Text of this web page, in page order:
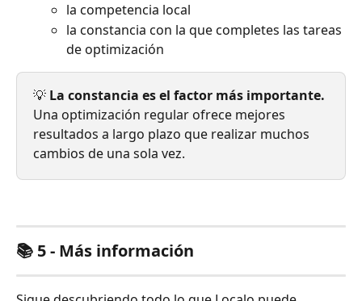
la competencia local
la constancia con la que completes las tareas
de optimización
💡 La constancia es el factor más importante.
Una optimización regular ofrece mejores
resultados a largo plazo que realizar muchos
cambios de una sola vez.
📚 5 - Más información